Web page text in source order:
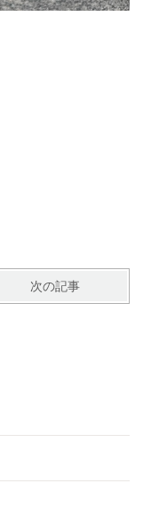
次の記事